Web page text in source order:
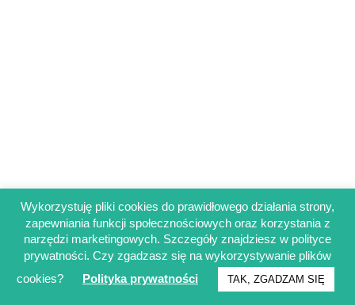
Regulamin sklepu
Polityka prywatności
Obowiązek informacyjny RODO
© Francuskinotesik.pl 2025
Wykorzystuję pliki cookies do prawidłowego działania strony,
zapewniania funkcji społecznościowych oraz korzystania z
narzędzi marketingowych. Szczegóły znajdziesz w polityce
prywatności. Czy zgadzasz się na wykorzystywanie plików
cookies?
Polityka prywatności TAK, ZGADZAM SIĘ